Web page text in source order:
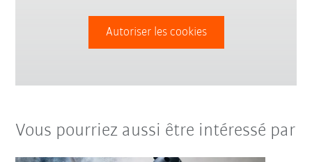
Autoriser les cookies
Vous pourriez aussi être intéressé par